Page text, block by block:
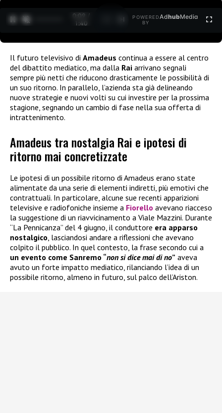
0:10 /
1:40
POWERED
BY
AdhubMedia
Il futuro televisivo di Amadeus continua a essere al centro
del dibattito mediatico, ma dalla Rai arrivano segnali
sempre più netti che riducono drasticamente le possibilità di
un suo ritorno. In parallelo, l’azienda sta già delineando
nuove strategie e nuovi volti su cui investire per la prossima
stagione, segnando un cambio di fase nella sua offerta di
intrattenimento.
Amadeus tra nostalgia Rai e ipotesi di
ritorno mai concretizzate
Le ipotesi di un possibile ritorno di Amadeus erano state
alimentate da una serie di elementi indiretti, più emotivi che
contrattuali. In particolare, alcune sue recenti apparizioni
televisive e radiofoniche insieme a Fiorello avevano riacceso
la suggestione di un riavvicinamento a Viale Mazzini. Durante
“La Pennicanza” del 4 giugno, il conduttore era apparso
nostalgico, lasciandosi andare a riflessioni che avevano
colpito il pubblico. In quel contesto, la frase secondo cui a
un evento come Sanremo “non si dice mai di no” aveva
avuto un forte impatto mediatico, rilanciando l’idea di un
possibile ritorno, almeno in futuro, sul palco dell’Ariston.